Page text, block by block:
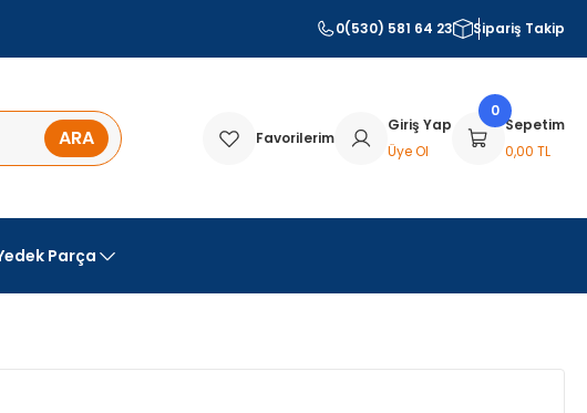
0(530) 581 64 23 Sipariş Takip
ARA Favorilerim
Giriş Yap
Üye Ol
0
Sepetim
0,00 TL
Parça